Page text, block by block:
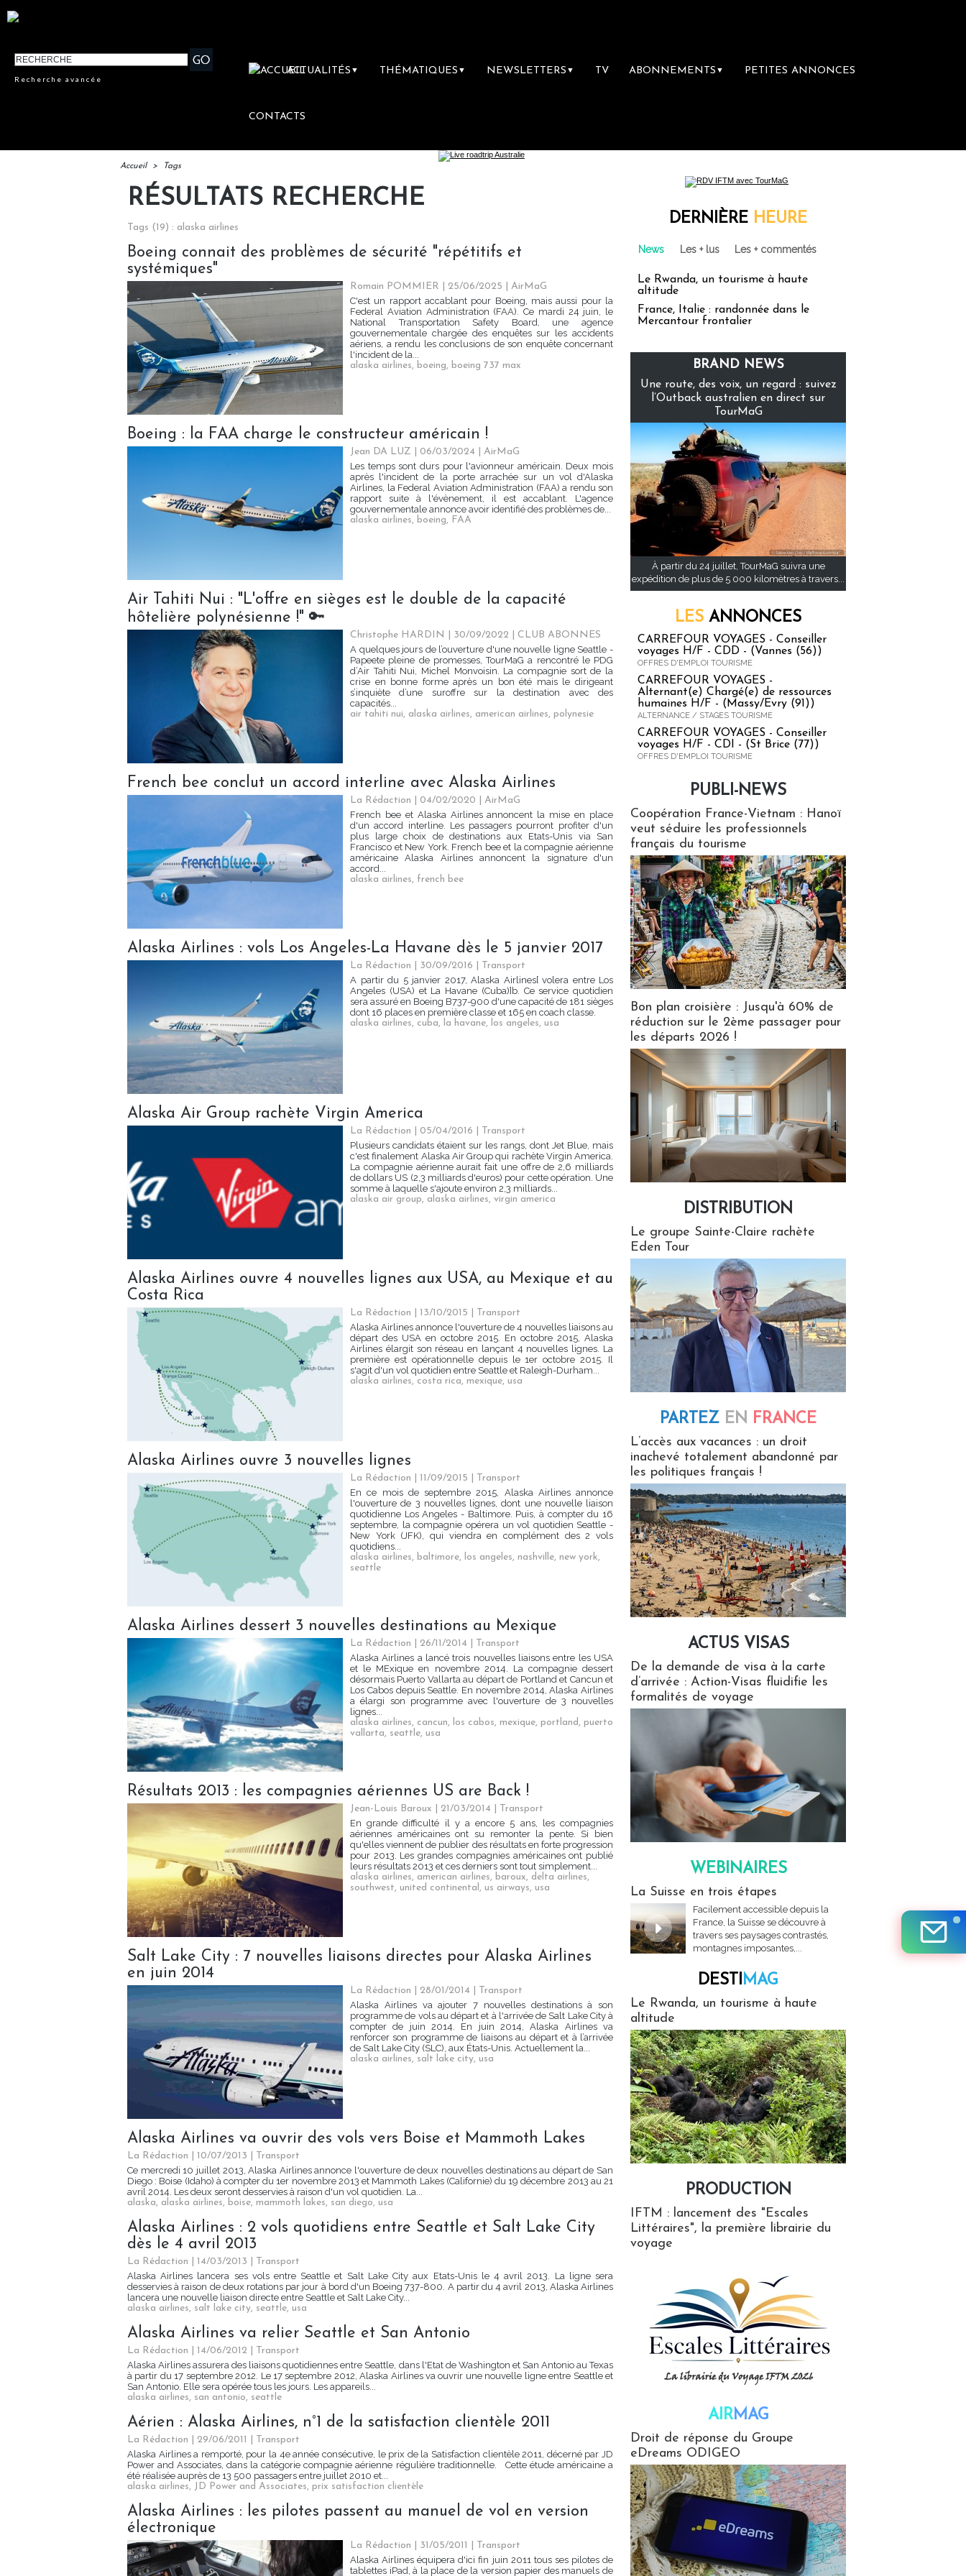
Recherche avancée
ACTUALITÉS ▼ THÉMATIQUES ▼ NEWSLETTERS ▼ TV ABONNEMENTS ▼ PETITES ANNONCES
CONTACTS
Accueil > Tags
RÉSULTATS RECHERCHE
Tags (19) : alaska airlines
Boeing connait des problèmes de sécurité "répétitifs et
systémiques"
Romain POMMIER | 25/06/2025
AirMaG
C'est un rapport accablant pour Boeing, mais aussi pour la
Federal Aviation Administration (FAA). Ce mardi 24 juin, le
National Transportation Safety Board, une agence
gouvernementale chargée des enquêtes sur les accidents
aériens, a rendu les conclusions de son enquête concernant
l'incident de la...
alaska airlines, boeing, boeing 737 max
Boeing : la FAA charge le constructeur américain !
Jean DA LUZ | 06/03/2024
AirMaG
Les temps sont durs pour l'avionneur américain. Deux mois
après l'incident de la porte arrachée sur un vol d'Alaska
Airlines, la Federal Aviation Administration (FAA) a rendu son
rapport suite à l'évènement, il est accablant. L'agence
gouvernementale annonce avoir identifié des problèmes de...
alaska airlines, boeing, FAA
Air Tahiti Nui : "L'offre en sièges est le double de la capacité
hôtelière polynésienne !" 🔑
Christophe HARDIN | 30/09/2022
CLUB ABONNES
A quelques jours de l’ouverture d'une nouvelle ligne Seattle -
Papeete pleine de promesses, TourMaG a rencontré le PDG
d’Air Tahiti Nui, Michel Monvoisin. La compagnie sort de la
crise en bonne forme après un bon été mais le dirigeant
s’inquiète d’une suroffre sur la destination avec des
capacités...
air tahiti nui, alaska airlines, american airlines, polynesie
French bee conclut un accord interline avec Alaska Airlines
La Rédaction | 04/02/2020
AirMaG
French bee et Alaska Airlines annoncent la mise en place
d'un accord interline. Les passagers pourront profiter d'un
plus large choix de destinations aux Etats-Unis via San
Francisco et New York. French bee et la compagnie aérienne
américaine Alaska Airlines annoncent la signature d'un
accord...
alaska airlines, french bee
Alaska Airlines : vols Los Angeles-La Havane dès le 5 janvier 2017
La Rédaction | 30/09/2016
Transport
A partir du 5 janvier 2017, Alaska Airlines[ volera entre Los
Angeles (USA) et La Havane (Cuba)]b. Ce service quotidien
sera assuré en Boeing B737-900 d'une capacité de 181 sièges
dont 16 places en première classe et 165 en coach classe.
alaska airlines, cuba, la havane, los angeles, usa
Alaska Air Group rachète Virgin America
La Rédaction | 05/04/2016
Transport
Plusieurs candidats étaient sur les rangs, dont Jet Blue, mais
c'est finalement Alaska Air Group qui rachète Virgin America.
La compagnie aérienne aurait fait une offre de 2,6 milliards
de dollars US (2,3 milliards d'euros) pour cette opération. Une
somme à laquelle s'ajoute environ 2,3 milliards...
alaska air group, alaska airlines, virgin america
Alaska Airlines ouvre 4 nouvelles lignes aux USA, au Mexique et au
Costa Rica
La Rédaction | 13/10/2015
Transport
Alaska Airlines annonce l'ouverture de 4 nouvelles liaisons au
départ des USA en octobre 2015. En octobre 2015, Alaska
Airlines élargit son réseau en lançant 4 nouvelles lignes. La
première est opérationnelle depuis le 1er octobre 2015. Il
s'agit d'un vol quotidien entre Seattle et Raleigh-Durham...
alaska airlines, costa rica, mexique, usa
Alaska Airlines ouvre 3 nouvelles lignes
La Rédaction | 11/09/2015
Transport
En ce mois de septembre 2015, Alaska Airlines annonce
l'ouverture de 3 nouvelles lignes, dont une nouvelle liaison
quotidienne Los Angeles - Baltimore. Puis, à compter du 16
septembre, la compagnie opérera un vol quotidien Seattle -
New York (JFK), qui viendra en complément des 2 vols
quotidiens...
alaska airlines, baltimore, los angeles, nashville, new york,
seattle
Alaska Airlines dessert 3 nouvelles destinations au Mexique
La Rédaction | 26/11/2014
Transport
Alaska Airlines a lancé trois nouvelles liaisons entre les USA
et le MExique en novembre 2014. La compagnie dessert
désormais Puerto Vallarta au départ de Portland et Cancun et
Los Cabos depuis Seattle. En novembre 2014, Alaska Airlines
a élargi son programme avec l'ouverture de 3 nouvelles
lignes...
alaska airlines, cancun, los cabos, mexique, portland, puerto
vallarta, seattle, usa
Résultats 2013 : les compagnies aériennes US are Back !
Jean-Louis Baroux | 21/03/2014
Transport
En grande difficulté il y a encore 5 ans, les compagnies
aériennes américaines ont su remonter la pente. Si bien
qu'elles viennent de publier des résultats en forte progression
pour 2013. Les grandes compagnies américaines ont publié
leurs résultats 2013 et ces derniers sont tout simplement...
alaska airlines, american airlines, baroux, delta airlines,
southwest, united continental, us airways, usa
Salt Lake City : 7 nouvelles liaisons directes pour Alaska Airlines
en juin 2014
La Rédaction | 28/01/2014
Transport
Alaska Airlines va ajouter 7 nouvelles destinations à son
programme de vols au départ et à l'arrivée de Salt Lake City à
compter de juin 2014. En juin 2014, Alaska Airlines va
renforcer son programme de liaisons au départ et à l’arrivée
de Salt Lake City (SLC), aux États-Unis. Actuellement la...
alaska airlines, salt lake city, usa
Alaska Airlines va ouvrir des vols vers Boise et Mammoth Lakes
La Rédaction | 10/07/2013
Transport
Ce mercredi 10 juillet 2013, Alaska Airlines annonce l'ouverture de deux nouvelles destinations au départ de San
Diego : Boise (Idaho) à compter du 1er novembre 2013 et Mammoth Lakes (Californie) du 19 décembre 2013 au 21
avril 2014. Les deux seront desservies à raison d'un vol quotidien. La...
alaska, alaska airlines, boise, mammoth lakes, san diego, usa
Alaska Airlines : 2 vols quotidiens entre Seattle et Salt Lake City
dès le 4 avril 2013
La Rédaction | 14/03/2013
Transport
Alaska Airlines lancera ses vols entre Seattle et Salt Lake City aux Etats-Unis le 4 avril 2013. La ligne sera
desservies à raison de deux rotations par jour à bord d'un Boeing 737-800. A partir du 4 avril 2013, Alaska Airlines
lancera une nouvelle liaison directe entre Seattle et Salt Lake City...
alaska airlines, salt lake city, seattle, usa
Alaska Airlines va relier Seattle et San Antonio
La Rédaction | 14/06/2012
Transport
Alaska Airlines assurera des liaisons quotidiennes entre Seattle, dans l'Etat de Washington et San Antonio au Texas
à partir du 17 septembre 2012. Le 17 septembre 2012, Alaska Airlines va ouvrir une nouvelle ligne entre Seattle et
San Antonio. Elle sera opérée tous les jours. Les appareils...
alaska airlines, san antonio, seattle
Aérien : Alaska Airlines, n°1 de la satisfaction clientèle 2011
La Rédaction | 29/06/2011
Transport
Alaska Airlines a remporté, pour la 4e année consécutive, le prix de la Satisfaction clientèle 2011, décerné par JD
Power and Associates, dans la catégorie compagnie aérienne régulière traditionnelle. Cette étude américaine a
été réalisée auprès de 13 500 passagers entre juillet 2010 et...
alaska airlines, JD Power and Associates, prix satisfaction clientèle
Alaska Airlines : les pilotes passent au manuel de vol en version
électronique
La Rédaction | 31/05/2011
Transport
Alaska Airlines équipera d'ici fin juin 2011 tous ses pilotes de
tablettes iPad, à la place de la version papier des manuels de
DERNIÈRE HEURE
News Les + lus Les + commentés
Le Rwanda, un tourisme à haute
altitude
France, Italie : randonnée dans le
Mercantour frontalier
BRAND NEWS
Une route, des voix, un regard : suivez
l’Outback australien en direct sur
TourMaG
À partir du 24 juillet, TourMaG suivra une
expédition de plus de 5 000 kilomètres à travers...
LES ANNONCES
CARREFOUR VOYAGES - Conseiller
voyages H/F - CDD - (Vannes (56))
OFFRES D'EMPLOI TOURISME
CARREFOUR VOYAGES -
Alternant(e) Chargé(e) de ressources
humaines H/F - (Massy/Evry (91))
ALTERNANCE / STAGES TOURISME
CARREFOUR VOYAGES - Conseiller
voyages H/F - CDI - (St Brice (77))
OFFRES D'EMPLOI TOURISME
PUBLI-NEWS
Coopération France-Vietnam : Hanoï
veut séduire les professionnels
français du tourisme
Bon plan croisière : Jusqu'à 60% de
réduction sur le 2ème passager pour
les départs 2026 !
DISTRIBUTION
Le groupe Sainte-Claire rachète
Eden Tour
PARTEZ EN FRANCE
L’accès aux vacances : un droit
inachevé totalement abandonné par
les politiques français !
ACTUS VISAS
De la demande de visa à la carte
d’arrivée : Action-Visas fluidifie les
formalités de voyage
WEBINAIRES
La Suisse en trois étapes
Facilement accessible depuis la
France, la Suisse se découvre à
travers ses paysages contrastés,
montagnes imposantes,...
DESTIMAG
Le Rwanda, un tourisme à haute
altitude
PRODUCTION
IFTM : lancement des "Escales
Littéraires", la première librairie du
voyage
AIRMAG
Droit de réponse du Groupe
eDreams ODIGEO